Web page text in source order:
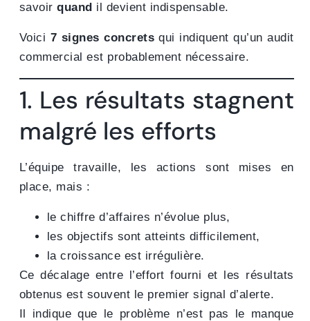
savoirquand il devient indispensable.
Voici 7 signes concrets qui indiquent qu’un audit
commercial est probablement nécessaire.
1. Les résultats stagnent
malgré les efforts
L’équipe travaille, les actions sont mises en
place, mais :
le chiffre d’affaires n’évolue plus,
les objectifs sont atteints difficilement,
la croissance est irrégulière.
Ce décalage entre l’effort fourni et les résultats
obtenus est souvent le premier signal d’alerte.
Il indique que le problème n’est pas le manque